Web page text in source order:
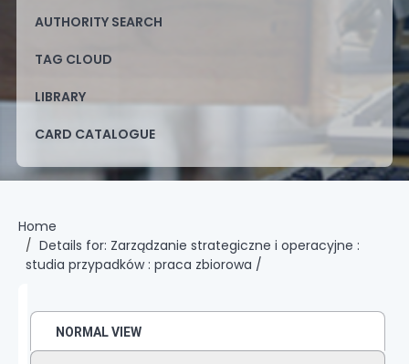
AUTHORITY SEARCH
TAG CLOUD
LIBRARY
CARD CATALOGUE
Home
Details for: Zarządzanie strategiczne i operacyjne :
studia przypadków : praca zbiorowa /
NORMAL VIEW